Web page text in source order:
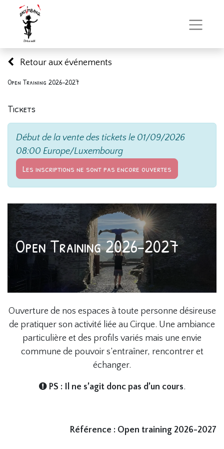
Retour aux événements
Open Training 2026-2027
Tickets
Début de la vente des tickets le 01/09/2026
08:00 Europe/Luxembourg
Les inscriptions ne sont pas encore ouvertes
Open Training 2026-2027
Ouverture de nos espaces à toute personne désireuse
de pratiquer son activité liée au Cirque. Une ambiance
particulière et des profils variés mais une envie
commune de pouvoir s’entraîner, rencontrer et
échanger.
PS : Il ne s’agit donc pas d’un cours.
Référence : Open training 2026-2027